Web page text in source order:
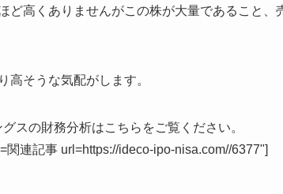
ど高くありませんがこの株が大量であること、
高そうな気配がします。
スの財務分析はこちらをご覧ください。
関連記事 url=https://ideco-ipo-nisa.com//6377"]